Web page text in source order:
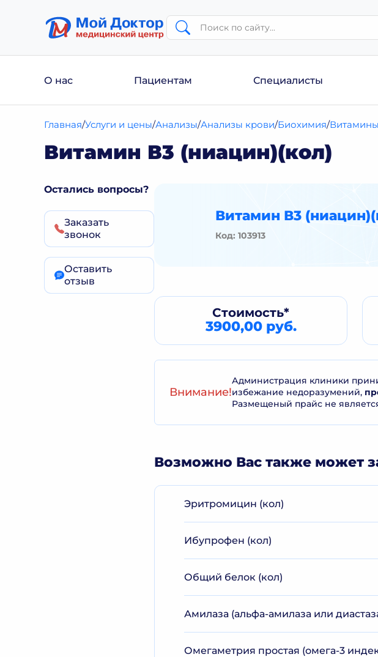
О нас Пациентам Специалисты
Главная Услуги и цены Анализы Анализы крови Биохимия
Витамин В3 (ниацин)(кол)
Остались вопросы?
Заказать
звонок
Оставить
отзыв
Витамин В3
Код: 103913
Стоимость*
3900,00 руб.
Внимание!
Администрация клиники
избежание недоразумений,
Размещеный прайс не
Возможно Вас также может
Эритромицин (кол)
Ибупрофен (кол)
Общий белок (кол)
Амилаза (альфа-амилаза или
Омегаметрия простая (омега-3